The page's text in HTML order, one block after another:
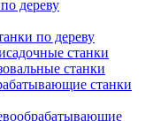
дереву
по дереву
станки
станки
станки